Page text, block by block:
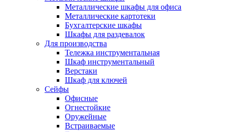
Металлические шкафы для офиса
Металлические картотеки
Бухгалтерские шкафы
Шкафы для раздевалок
Для производства
Тележка инструментальная
Шкаф инструментальный
Верстаки
Шкаф для ключей
Сейфы
Офисные
Огнестойкие
Оружейные
Встраиваемые